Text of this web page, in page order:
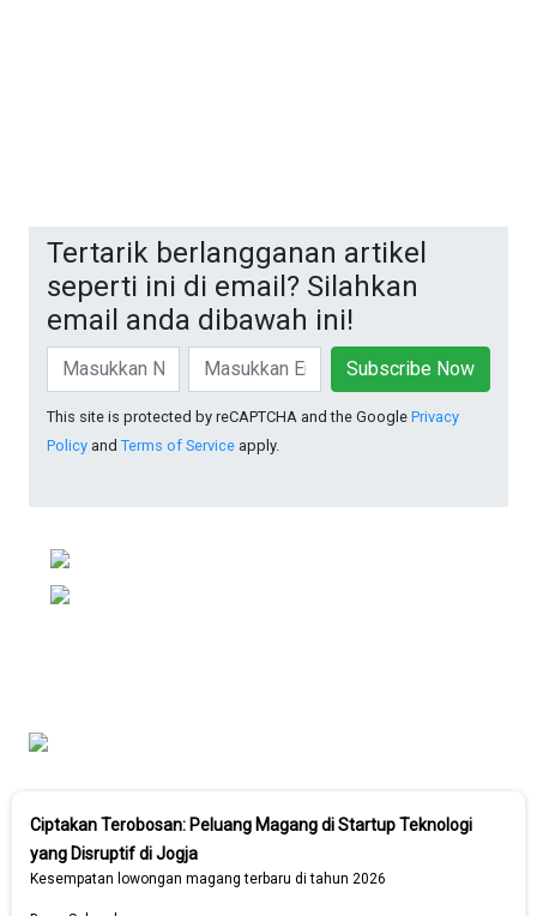
Tertarik berlangganan artikel
seperti ini di email? Silahkan
email anda dibawah ini!
Subscribe Now
This site is protected by reCAPTCHA and the Google Privacy
Policy and Terms of Service apply.
Ciptakan Terobosan: Peluang Magang di Startup Teknologi
yang Disruptif di Jogja
Kesempatan lowongan magang terbaru di tahun 2026